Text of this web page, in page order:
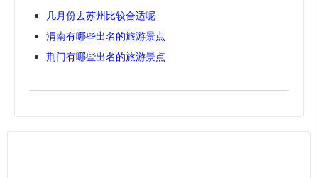
几月份去苏州比较合适呢
渭南有哪些出名的旅游景点
荆门有哪些出名的旅游景点